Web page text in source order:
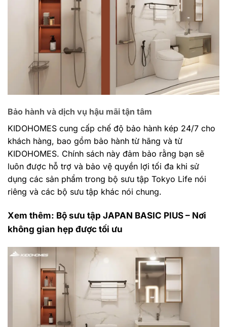
Bảo hành và dịch vụ hậu mãi tận tâm
KIDOHOMES cung cấp chế độ bảo hành kép 24/7 cho
khách hàng, bao gồm bảo hành từ hãng và từ
KIDOHOMES. Chính sách này đảm bảo rằng bạn sẽ
luôn được hỗ trợ và bảo vệ quyền lợi tối đa khi sử
dụng các sản phẩm trong bộ sưu tập Tokyo Life nói
riêng và các bộ sưu tập khác nói chung.
Xem thêm: Bộ sưu tập JAPAN BASIC PlUS – Nơi
không gian hẹp được tối ưu